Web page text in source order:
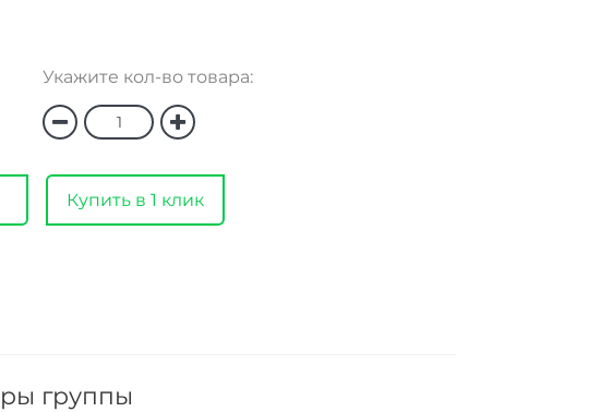
Укажите кол-во товара:
Купить в 1 клик
группы